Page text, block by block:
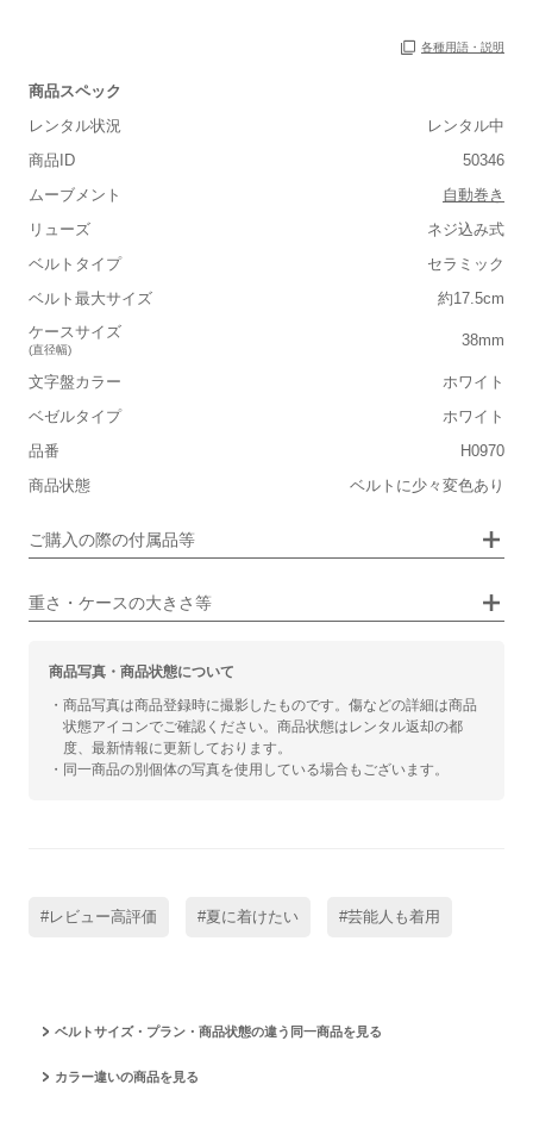
各種用語・説明
商品スペック
レンタル状況
レンタル中
商品ID
50346
ムーブメント
自動巻き
リューズ
ネジ込み式
ベルトタイプ
セラミック
ベルト最大サイズ
約17.5cm
ケースサイズ
(直径幅)
38mm
文字盤カラー
ホワイト
ベゼルタイプ
ホワイト
品番
H0970
商品状態
ベルトに少々変色あり
ご購入の際の付属品等
重さ・ケースの大きさ等
■重さ(ベルト込み)
■ケースの大きさ
小さい
■装飾感
カジュアル ビジネス
商品写真・商品状態について
・商品写真は商品登録時に撮影したものです。傷などの詳細は商品
状態アイコンでご確認ください。商品状態はレンタル返却の都
度、最新情報に更新しております。
・同一商品の別個体の写真を使用している場合もございます。
#レビュー高評価 #夏に着けたい #芸能人も着用
ベルトサイズ・プラン・商品状態の違う同一商品を見る
カラー違いの商品を見る